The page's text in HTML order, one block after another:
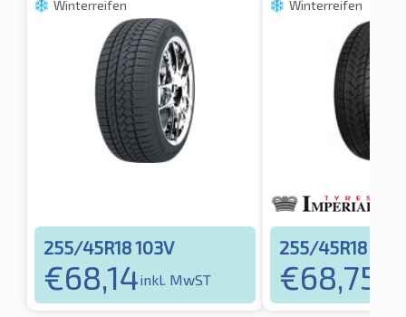
Winterreifen
255/45R18 103V
€68,14inkl. MwST
Winterreifen
255/45R18
€68,75